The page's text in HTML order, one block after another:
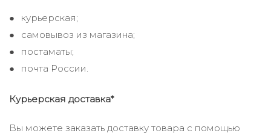
курьерская;
самовывоз из магазина;
постаматы;
почта России.
Курьерская доставка*
Вы можете заказать доставку товара с помощью